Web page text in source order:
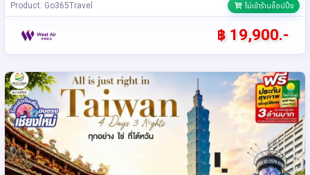
Product: Go365Travel ไม่เข้าร้านช็อปปิ้ง
฿ 19,900.-